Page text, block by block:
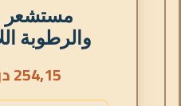
مستشعر
والرطوبة
254,15